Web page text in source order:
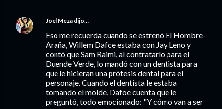
Joel Meza dijo…
Eso me recuerda cuando se estrenó El Hombre-
Araña, Willem Dafoe estaba con Jay Leno y
contó que Sam Raimi, al contratarlo para el
Duende Verde, lo mandó con un dentista para
que le hicieran una prótesis dental para el
personaje. Cuando el dentista le estaba
tomando el molde, Dafoe cuenta que le
preguntó, todo emocionado: "Y cómo van a ser